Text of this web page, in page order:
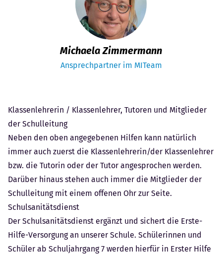
Michaela Zimmermann
Ansprechpartner im MITeam
Klassenlehrerin / Klassenlehrer, Tutoren und Mitglieder
der Schulleitung
Neben den oben angegebenen Hilfen kann natürlich
immer auch zuerst die Klassenlehrerin/der Klassenlehrer
bzw. die Tutorin oder der Tutor angesprochen werden.
Darüber hinaus stehen auch immer die Mitglieder der
Schulleitung mit einem offenen Ohr zur Seite.
Schulsanitätsdienst
Der Schulsanitätsdienst ergänzt und sichert die Erste-
Hilfe-Versorgung an unserer Schule. Schülerinnen und
Schüler ab Schuljahrgang 7 werden hierfür in Erster Hilfe